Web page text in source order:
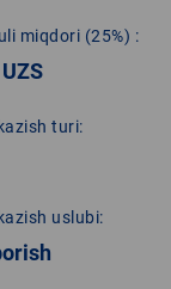
miqdori (25%) :
turi:
uslubi: